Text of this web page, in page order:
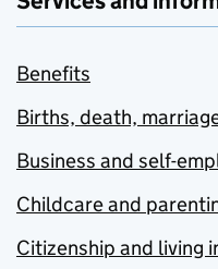
Benefits
Births, death,
Business and self-
Childcare and
Citizenship and living